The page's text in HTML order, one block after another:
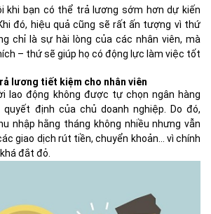
khi bạn có thể trả lương sớm hơn dự kiến
đó, hiệu quả cũng sẽ rất ấn tượng vì thứ
chỉ là sự hài lòng của các nhân viên, mà
– thứ sẽ giúp họ có động lực làm việc tốt
lương tiết kiệm cho nhân viên
lao động không được tự chọn ngân hàng
định của chủ doanh nghiệp. Do đó,
nhập hằng tháng không nhiều nhưng vẫn
giao dịch rút tiền, chuyển khoản… vì chính
đắt đỏ.